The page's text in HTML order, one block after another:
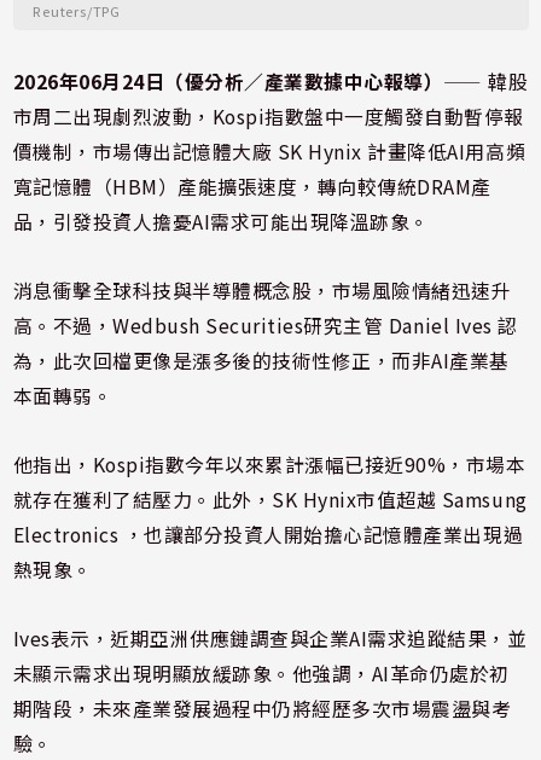
Reuters/TPG
2026年06月24日（優分析／產業數據中心報導） ⸺ 韓股
市周二出現劇烈波動，Kospi指數盤中一度觸發自動暫停報
價機制，市場傳出記憶體大廠 SK Hynix 計畫降低AI用高頻
寬記憶體（HBM）產能擴張速度，轉向較傳統DRAM產
品，引發投資人擔憂AI需求可能出現降溫跡象。
消息衝擊全球科技與半導體概念股，市場風險情緒迅速升
高。不過，Wedbush Securities研究主管 Daniel Ives 認
為，此次回檔更像是漲多後的技術性修正，而非AI產業基
本面轉弱。
他指出，Kospi指數今年以來累計漲幅已接近90%，市場本
就存在獲利了結壓力。此外，SK Hynix市值超越 Samsung
Electronics ，也讓部分投資人開始擔心記憶體產業出現過
熱現象。
Ives表示，近期亞洲供應鏈調查與企業AI需求追蹤結果，並
未顯示需求出現明顯放緩跡象。他強調，AI革命仍處於初
期階段，未來產業發展過程中仍將經歷多次市場震盪與考
驗。